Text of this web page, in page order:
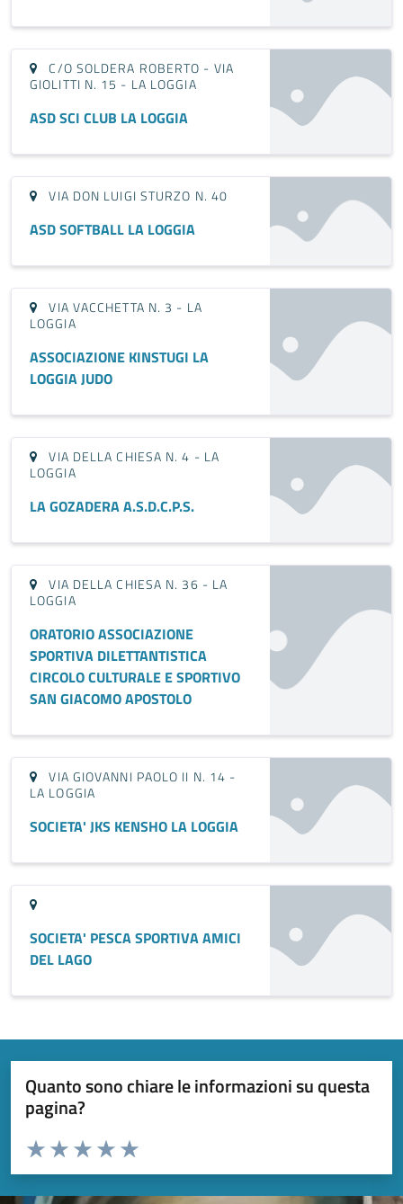
C/O SOLDERA ROBERTO - VIA
GIOLITTI N. 15 - LA LOGGIA
ASD SCI CLUB LA LOGGIA
VIA DON LUIGI STURZO N. 40
ASD SOFTBALL LA LOGGIA
VIA VACCHETTA N. 3 - LA
LOGGIA
ASSOCIAZIONE KINSTUGI LA
LOGGIA JUDO
VIA DELLA CHIESA N. 4 - LA
LOGGIA
LA GOZADERA A.S.D.C.P.S.
VIA DELLA CHIESA N. 36 - LA
LOGGIA
ORATORIO ASSOCIAZIONE
SPORTIVA DILETTANTISTICA
CIRCOLO CULTURALE E SPORTIVO
SAN GIACOMO APOSTOLO
VIA GIOVANNI PAOLO II N. 14 -
LA LOGGIA
SOCIETA' JKS KENSHO LA LOGGIA
SOCIETA' PESCA SPORTIVA AMICI
DEL LAGO
Quanto sono chiare le informazioni su questa
pagina?
Valuta da 1 a 5 stelle la pagina
Valuta 5 stelle su 5
Valuta 4 stelle su 5
Valuta 3 stelle su 5
Valuta 2 stelle su 5
Valuta 1 stelle su 5